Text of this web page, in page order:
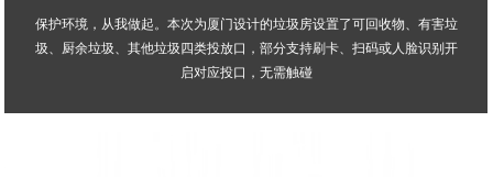
保护环境，从我做起。本次为厦门设计的垃圾房设置了可回收物、有害垃
圾、厨余垃圾、其他垃圾四类投放口，部分支持刷卡、扫码或人脸识别开
启对应投口，无需触碰